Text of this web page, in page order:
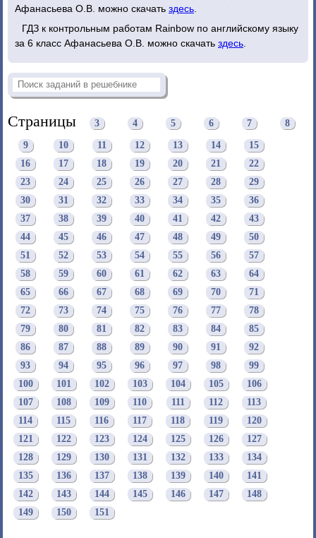
Афанасьева О.В. можно скачать здесь
ГДЗ к контрольным работам Rainbow по английскому языку
за 6 класс Афанасьева О.В. можно скачать здесь
Страницы 3 4 5 6 7 8
9 10 11 12 13 14
15
16
17 18 19 20 21
22
23
24 25 26 27 28
29
30
31 32 33 34 35
36
37
38 39 40 41 42
43
44
45 46 47 48 49
50
51
52 53 54 55 56
57
58
59 60 61 62 63
64
65
66 67 68 69 70
71
72
73 74 75 76 77
78
79
80 81 82 83 84
85
86
87 88 89 90 91
92
93
94 95 96 97 98
99
100
101 102 103 104 105
106
107
108 109 110 111 112
113
114
115 116 117 118 119
120
121
122 123 124 125 126
127
128
129 130 131 132 133
134
135
136 137 138 139 140
141
142
143 144 145 146 147
148
149
150 151